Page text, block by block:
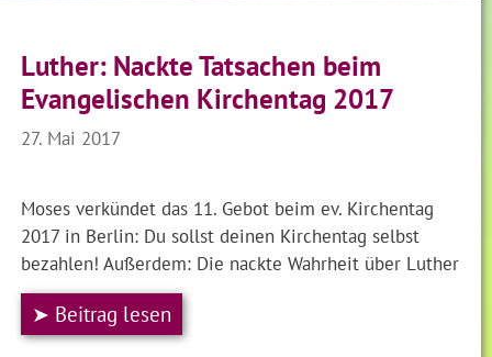
Luther: Nackte Tatsachen beim
Evangelischen Kirchentag 2017
27. Mai 2017
Moses verkündet das 11. Gebot beim ev. Kirchentag
2017 in Berlin: Du sollst deinen Kirchentag selbst
bezahlen! Außerdem: Die nackte Wahrheit über Luther
➤ Beitrag lesen